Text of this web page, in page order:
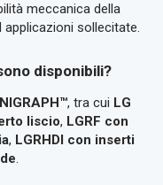
meccanica della
applicazioni sollecitate.
disponibili?
, tra cui LG
liscio, LGRF con
, LGRHDI con inserti
.